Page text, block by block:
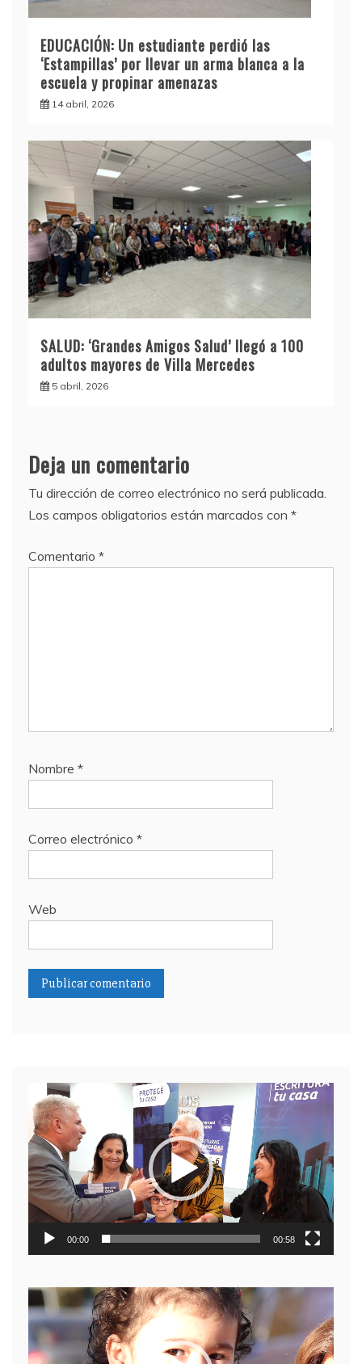
EDUCACIÓN: Un estudiante perdió las
‘Estampillas’ por llevar un arma blanca a la
escuela y propinar amenazas
14 abril, 2026
SALUD: ‘Grandes Amigos Salud’ llegó a 100
adultos mayores de Villa Mercedes
5 abril, 2026
Deja un comentario
Tu dirección de correo electrónico no será publicada.
Los campos obligatorios están marcados con *
Comentario *
Nombre *
Correo electrónico *
Web
Reproductor
de
video
00:00 00:58
Reproductor
de
video